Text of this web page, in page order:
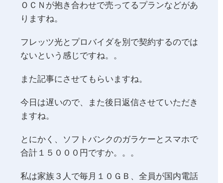
ＯＣＮが抱き合わせで売ってるプランなどがあ
りますね。
フレッツ光とプロバイダを別で契約するのでは
ないという感じですね。。
また記事にさせてもらいますね。
今日は遅いので、また後日返信させていただき
ますね。
とにかく、ソフトバンクのガラケーとスマホで
合計１５０００円ですか。。。
私は家族３人で毎月１０ＧＢ、全員が国内電話